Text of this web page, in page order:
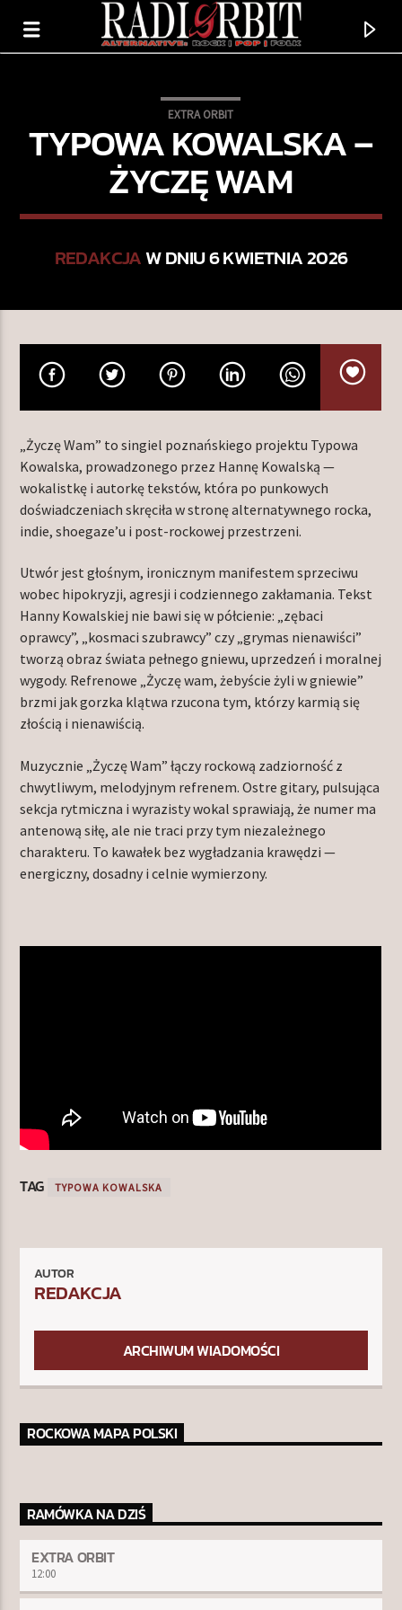
IRON CITY
INTERPOL
TERAZ W RAMÓWCE
LIGHT ORBIT
06:00 12:00
NASTĘPNIE W RAMÓWCE
EXTRA ORBIT
12:00 14:00
Radio Orbit
EXTRA ORBIT
TYPOWA KOWALSKA –
ŻYCZĘ WAM
REDAKCJAW DNIU 6 KWIETNIA 2026
„Życzę Wam” to singiel poznańskiego projektu Typowa
Kowalska, prowadzonego przez Hannę Kowalską —
wokalistkę i autorkę tekstów, która po punkowych
doświadczeniach skręciła w stronę alternatywnego rocka,
indie, shoegaze’u i post-rockowej przestrzeni.
Utwór jest głośnym, ironicznym manifestem sprzeciwu
wobec hipokryzji, agresji i codziennego zakłamania. Tekst
Hanny Kowalskiej nie bawi się w półcienie: „zębaci
oprawcy”, „kosmaci szubrawcy” czy „grymas nienawiści”
tworzą obraz świata pełnego gniewu, uprzedzeń i moralnej
wygody. Refrenowe „Życzę wam, żebyście żyli w gniewie”
brzmi jak gorzka klątwa rzucona tym, którzy karmią się
złością i nienawiścią.
Muzycznie „Życzę Wam” łączy rockową zadziorność z
chwytliwym, melodyjnym refrenem. Ostre gitary, pulsująca
sekcja rytmiczna i wyrazisty wokal sprawiają, że numer ma
antenową siłę, ale nie traci przy tym niezależnego
charakteru. To kawałek bez wygładzania krawędzi —
energiczny, dosadny i celnie wymierzony.
TAG TYPOWA KOWALSKA
AUTOR
REDAKCJA
ARCHIWUM WIADOMOŚCI
ROCKOWA MAPA POLSKI
RAMÓWKA NA DZIŚ
EXTRA ORBIT
12:00